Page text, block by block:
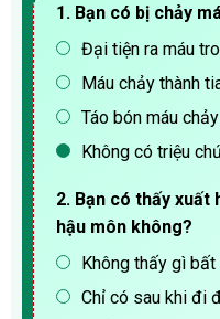
1. Bạn có bị chảy
Đại tiện ra máu
Máu chảy thành
Táo bón máu
Không có triệu
2. Bạn có thấy
hậu môn không?
Không thấy gì
Chỉ có sau khi đi